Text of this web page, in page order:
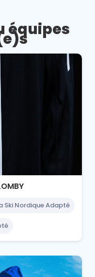
équipes
Ski Nordique Adapté